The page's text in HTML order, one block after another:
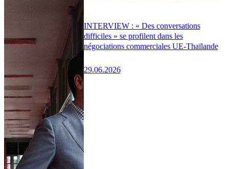
INTERVIEW : « Des conversations
difficiles » se profilent dans les
négociations commerciales UE-Thaïlande
29.06.2026